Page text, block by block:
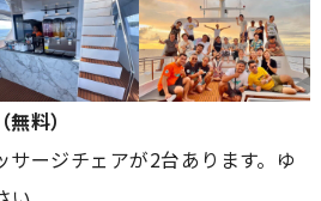
料）
サージチェアが2台あります。ゆ